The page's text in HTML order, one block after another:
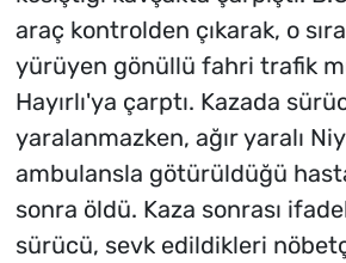
araç kontrolden çıkarak, o
yürüyen gönüllü fahri trafik
Hayırlı'ya çarptı. Kazada
yaralanmazken, ağır yaralı
ambulansla götürüldüğü
sonra öldü. Kaza sonrası
sürücü, sevk edildikleri